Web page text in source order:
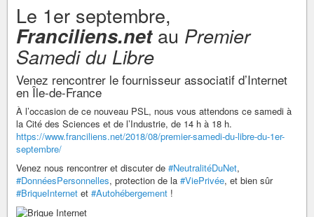
Le 1er septembre,
Franciliens.netau Premier
Samedi du Libre
Venez rencontrer le fournisseur associatif d’Internet
en Île-de-France
À l’occasion de ce nouveau PSL, nous vous attendons ce samedi à
la Cité des Sciences et de l’Industrie, de 14 h à 18 h.
https://www.franciliens.net/2018/08/premier-samedi-du-libre-du-1er-
septembre/
Venez nous rencontrer et discuter de #NeutralitéDuNet,
#DonnéesPersonnelles, protection de la #ViePrivée, et bien sûr
#BriqueInternet et #Autohébergement !